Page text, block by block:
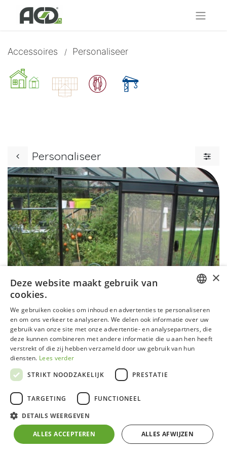
Accessoires / Personaliseer
Personaliseer
THERMOWOOD VLOER GERMAN
FRENCH
×
Deze website maakt gebruik van
cookies.
We gebruiken cookies om inhoud en advertenties te personaliseren
en om ons verkeer te analyseren. We delen ook informatie over uw
gebruik van onze site met onze advertentie- en analysepartners, die
deze kunnen combineren met andere informatie die u aan hen heeft
verstrekt of die zij hebben verzameld door uw gebruik van hun
diensten. Lees verder
STRIKT NOODZAKELIJK
PRESTATIE
TARGETING FUNCTIONEEL
DETAILS WEERGEVEN
ALLES ACCEPTEREN ALLES AFWIJZEN